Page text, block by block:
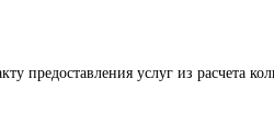
предоставления услуг из расчета